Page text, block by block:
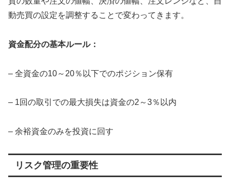
動売買の設定を調整することで変わってきます。
資金配分の基本ルール：
– 全資金の10～20％以下でのポジション保有
– 1回の取引での最大損失は資金の2～3％以内
– 余裕資金のみを投資に回す
リスク管理の重要性